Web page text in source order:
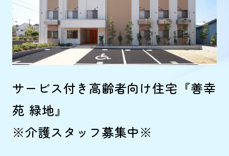
サービス付き高齢者向け住宅『善幸
苑 緑地』
※介護スタッフ募集中※